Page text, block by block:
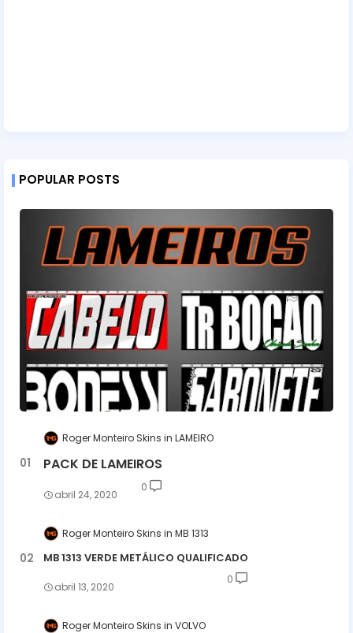
POPULAR POSTS
Roger Monteiro Skins LAMEIRO
PACK DE LAMEIROS
abril 24, 2020
0
Roger Monteiro Skins MB 1313
MB 1313 VERDE METÁLICO QUALIFICADO
abril 13, 2020
0
Roger Monteiro Skins VOLVO